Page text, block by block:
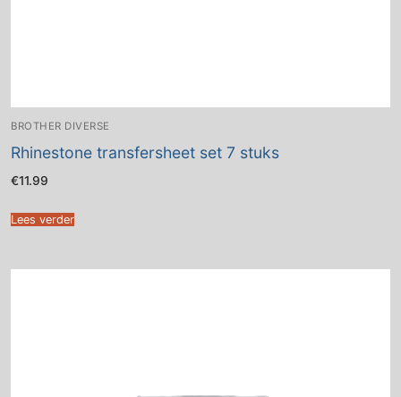
BROTHER DIVERSE
Rhinestone transfersheet set 7 stuks
€11.99
Lees verder